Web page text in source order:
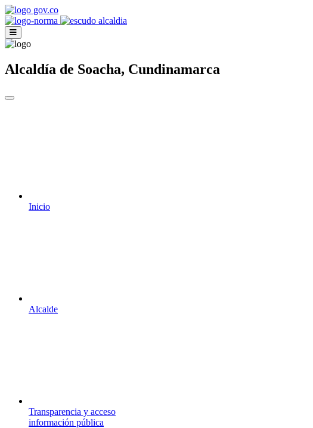
Alcaldía de Soacha, Cundinamarca
Inicio
Alcalde
Transparencia y acceso
información pública